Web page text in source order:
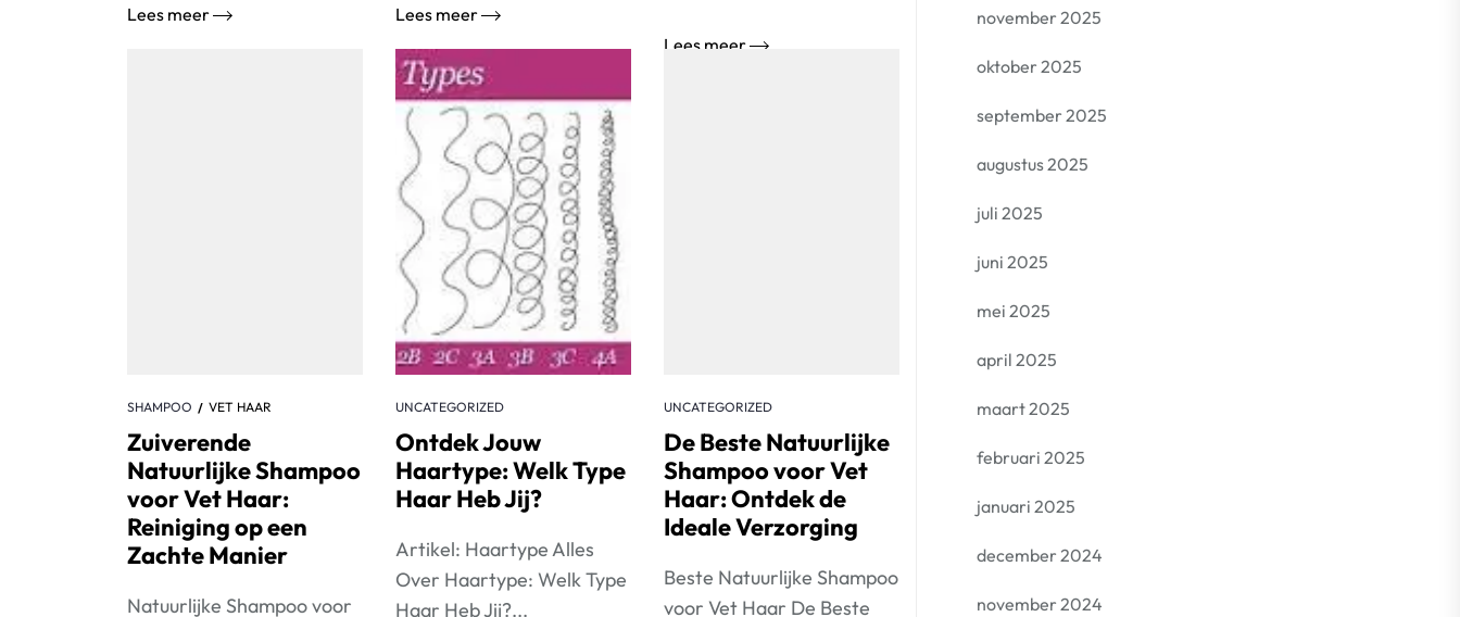
Lees meer Lees meer
Lees meer
SHAMPOO VET HAAR
Zuiverende
Natuurlijke Shampoo
voor Vet Haar:
Reiniging op een
Zachte Manier
Natuurlijke Shampoo voor
UNCATEGORIZED
Ontdek Jouw
Haartype: Welk Type
Haar Heb Jij?
Artikel: Haartype Alles
Over Haartype: Welk Type
Haar Heb Jij?...
UNCATEGORIZED
De Beste Natuurlijke
Shampoo voor Vet
Haar: Ontdek de
Ideale Verzorging
Beste Natuurlijke Shampoo
voor Vet Haar De Beste
november 2025
oktober 2025
september 2025
augustus 2025
juli 2025
juni 2025
mei 2025
april 2025
maart 2025
februari 2025
januari 2025
december 2024
november 2024